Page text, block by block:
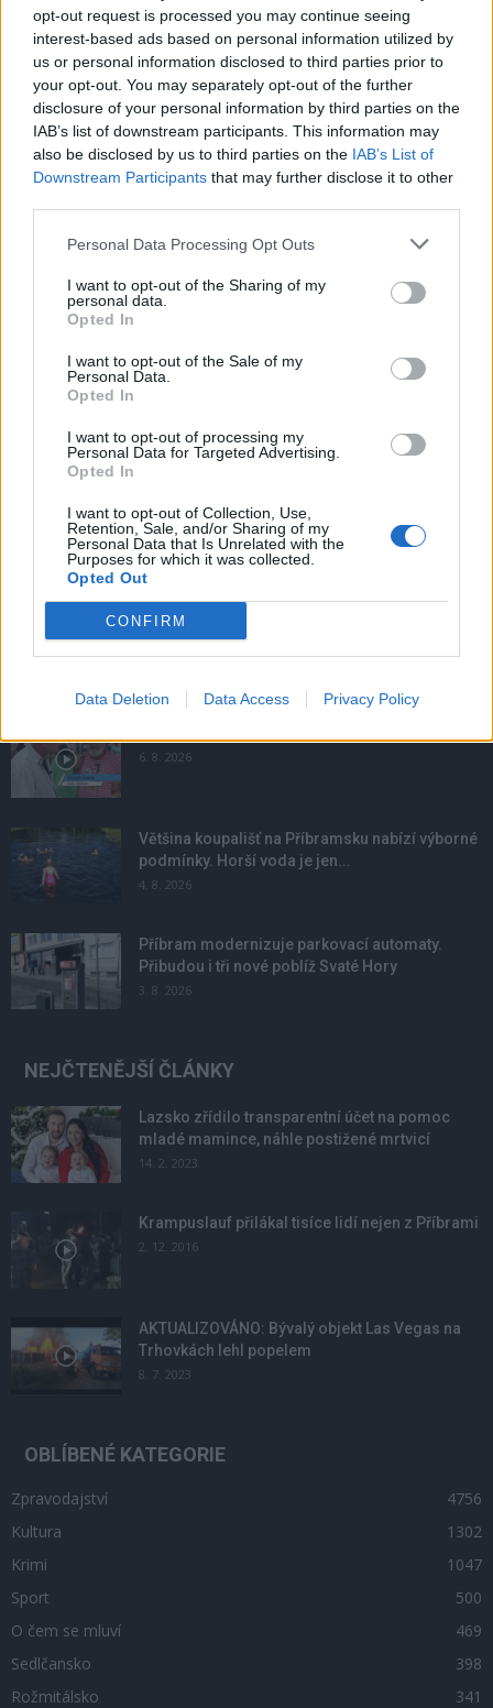
opt-out request is processed you may continue seeing
interest-based ads based on personal information utilized by
us or personal information disclosed to third parties prior to
your opt-out. You may separately opt-out of the further
disclosure of your personal information by third parties on the
IAB’s list of downstream participants. This information may
also be disclosed by us to third parties on the IAB’s List of
Downstream Participants that may further disclose it to other
Personal Data Processing Opt Outs
I want to opt-out of the Sharing of my
personal data.
Opted In
I want to opt-out of the Sale of my
Personal Data.
Opted In
I want to opt-out of processing my
Personal Data for Targeted Advertising.
Opted In
I want to opt-out of Collection, Use,
Retention, Sale, and/or Sharing of my
Personal Data that Is Unrelated with the
Purposes for which it was collected.
Opted Out
CONFIRM
Data Deletion Data Access Privacy Policy
Zpravodajství
Příbram modernizuje parkovací automaty.
Přibudou i tři nové poblíž Svaté Hory
Středočeský kraj upravil pravidla soutěže.
Obce nově získají body i za předcházení
vzniku odpadu
6. 8. 2026
Většina koupališť na Příbramsku nabízí výborné
podmínky. Horší voda je jen...
4. 8. 2026
Příbram modernizuje parkovací automaty.
Přibudou i tři nové poblíž Svaté Hory
3. 8. 2026
NEJČTENĚJŠÍ ČLÁNKY
Lazsko zřídilo transparentní účet na pomoc
mladé mamince, náhle postižené mrtvicí
14. 2. 2023
Krampuslauf přilákal tisíce lidí nejen z Příbrami
2. 12. 2016
AKTUALIZOVÁNO: Bývalý objekt Las Vegas na
Trhovkách lehl popelem
8. 7. 2023
OBLÍBENÉ KATEGORIE
Zpravodajství
4756
Kultura
1302
Krimi
1047
Sport
500
O čem se mluví
469
Sedlčansko
398
Rožmitálsko
341